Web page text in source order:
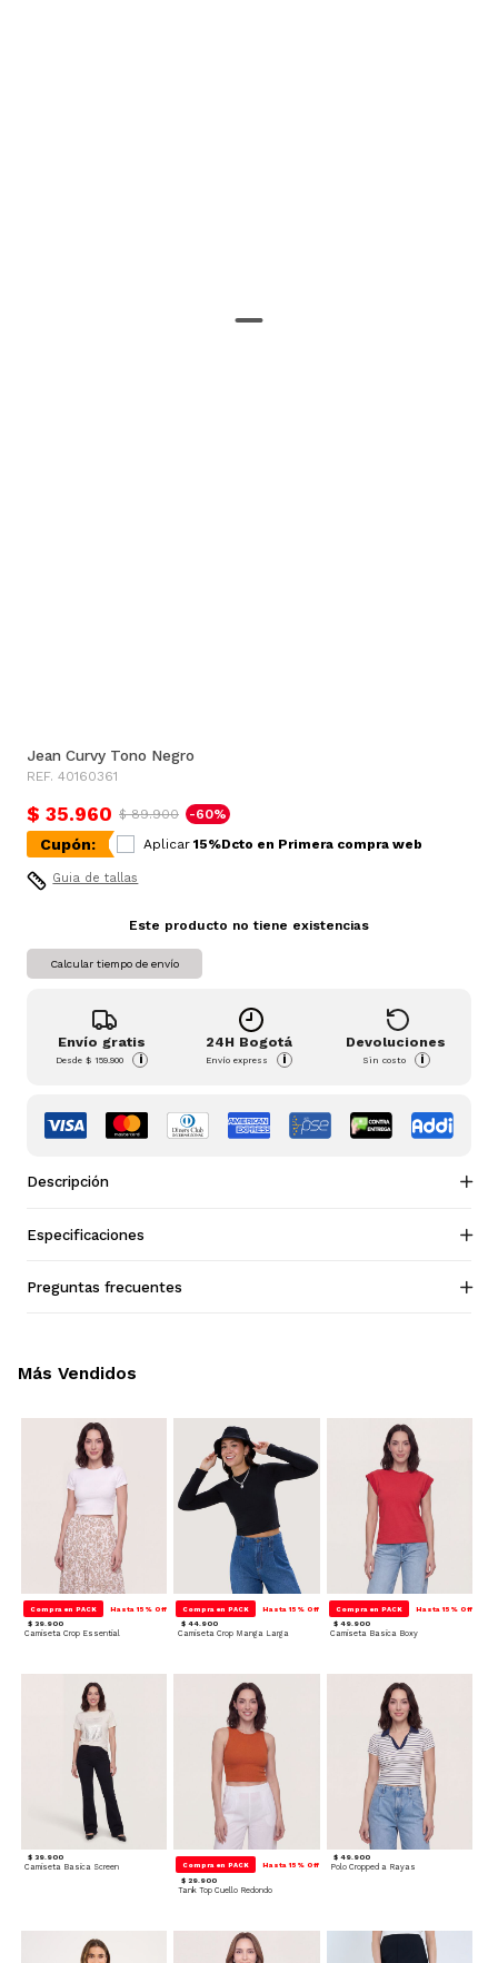
Jean Curvy Tono Negro
REF. 40160361
$ 35.960 $ 89.900 -60%
Cupón: Aplicar 15%Dcto en Primera compra web
Guia de tallas
Este producto no tiene existencias
Calcular tiempo de envío
Envío gratis
Desde$ 159.900 i
24H Bogotá
Envío express i
Devoluciones
Sin costo i
Descripción
Especificaciones
Preguntas frecuentes
Compra en PACK Hasta 15% Off
$ 39.900
Camiseta Crop Essential
Compra en PACK Hasta 15% Off
$ 44.900
Camiseta Crop Manga Larga
Compra en PACK Hasta 15% Off
$ 49.900
Camiseta Basica Boxy
$ 39.900
Camiseta Basica Screen Compra en PACK Hasta 15% Off
$ 29.900
Tank Top Cuello Redondo
$ 49.900
Polo Cropped a Rayas
Más Vendidos